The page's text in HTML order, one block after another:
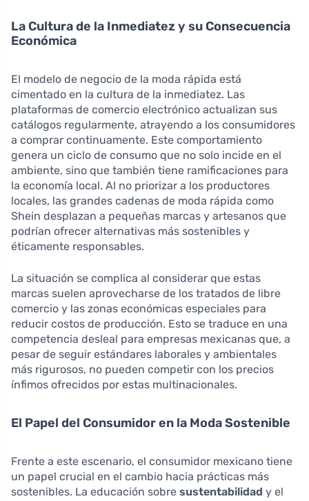
La Cultura de la Inmediatez y su Consecuencia
Económica
El modelo de negocio de la moda rápida está
cimentado en la cultura de la inmediatez. Las
plataformas de comercio electrónico actualizan sus
catálogos regularmente, atrayendo a los consumidores
a comprar continuamente. Este comportamiento
genera un ciclo de consumo que no solo incide en el
ambiente, sino que también tiene ramificaciones para
la economía local. Al no priorizar a los productores
locales, las grandes cadenas de moda rápida como
Shein desplazan a pequeñas marcas y artesanos que
podrían ofrecer alternativas más sostenibles y
éticamente responsables.
La situación se complica al considerar que estas
marcas suelen aprovecharse de los tratados de libre
comercio y las zonas económicas especiales para
reducir costos de producción. Esto se traduce en una
competencia desleal para empresas mexicanas que, a
pesar de seguir estándares laborales y ambientales
más rigurosos, no pueden competir con los precios
ínfimos ofrecidos por estas multinacionales.
El Papel del Consumidor en la Moda Sostenible
Frente a este escenario, el consumidor mexicano tiene
un papel crucial en el cambio hacia prácticas más
sostenibles. La educación sobre sustentabilidad y el